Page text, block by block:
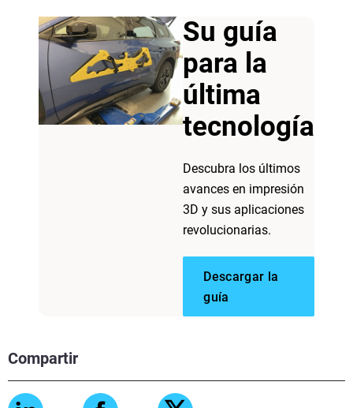
Su guía
para la
última
tecnología
Descubra los últimos
avances en impresión
3D y sus aplicaciones
revolucionarias.
Descargar la
guía
Compartir